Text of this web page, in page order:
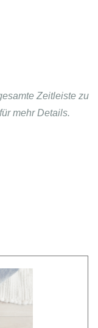
Zeitleiste zu
mehr Details.